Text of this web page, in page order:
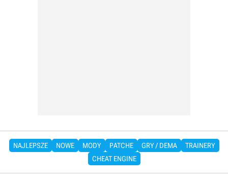
NAJLEPSZE NOWE MODY PATCHE GRY / DEMA
TRAINERY
CHEAT ENGINE